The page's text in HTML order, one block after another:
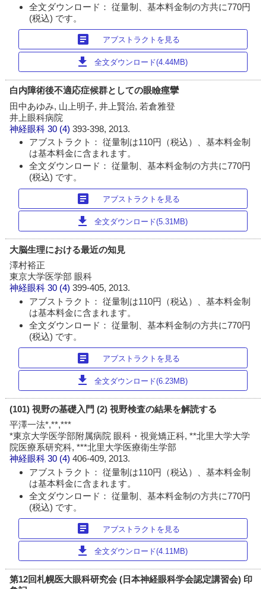
全文ダウンロード： 従量制、基本料金制の方共に770円
(税込) です。
article アブストラクトを見る
download 全文ダウンロード(4.44MB)
白内障術後不適応症候群としての眼瞼痙攣
田中あゆみ, 山上明子, 井上賢治, 若倉雅登
井上眼科病院
神経眼科 30 (4)393-398, 2013.
アブストラクト： 従量制は110円（税込）、基本料金制
は基本料金に含まれます。
全文ダウンロード： 従量制、基本料金制の方共に770円
(税込) です。
article アブストラクトを見る
download 全文ダウンロード(5.31MB)
大脳生理における最近の知見
澤村裕正
東京大学医学部 眼科
神経眼科 30 (4)399-405, 2013.
アブストラクト： 従量制は110円（税込）、基本料金制
は基本料金に含まれます。
全文ダウンロード： 従量制、基本料金制の方共に770円
(税込) です。
article アブストラクトを見る
download 全文ダウンロード(6.23MB)
(101) 視野の基礎入門 (2) 視野検査の結果を解読する
平澤一法*,**,***
*東京大学医学部附属病院 眼科・視覚矯正科, **北里大学大学
院医療系研究科, ***北里大学医療衛生学部
神経眼科 30 (4)406-409, 2013.
アブストラクト： 従量制は110円（税込）、基本料金制
は基本料金に含まれます。
全文ダウンロード： 従量制、基本料金制の方共に770円
(税込) です。
article アブストラクトを見る
download 全文ダウンロード(4.11MB)
第12回札幌医大眼科研究会 (日本神経眼科学会認定講習会) 印